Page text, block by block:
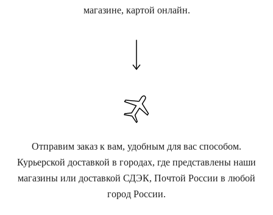
магазине, картой онлайн.
Отправим заказ к вам, удобным для вас способом.
Курьерской доставкой в городах, где представлены наши
магазины или доставкой СДЭК, Почтой России в любой
город России.